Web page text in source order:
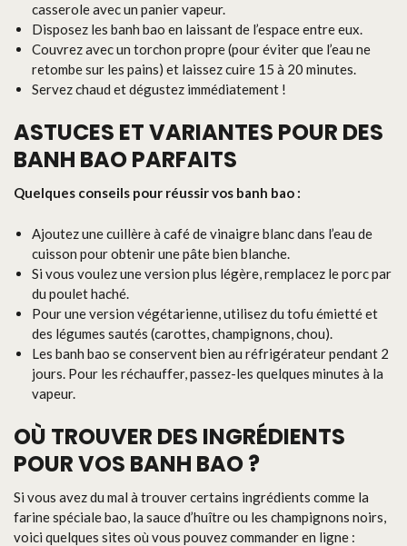
casserole avec un panier vapeur.
Disposez les banh bao en laissant de l’espace entre eux.
Couvrez avec un torchon propre (pour éviter que l’eau ne
retombe sur les pains) et laissez cuire 15 à 20 minutes.
Servez chaud et dégustez immédiatement !
ASTUCES ET VARIANTES POUR DES
BANH BAO PARFAITS
Quelques conseils pour réussir vos banh bao :
Ajoutez une cuillère à café de vinaigre blanc dans l’eau de
cuisson pour obtenir une pâte bien blanche.
Si vous voulez une version plus légère, remplacez le porc par
du poulet haché.
Pour une version végétarienne, utilisez du tofu émietté et
des légumes sautés (carottes, champignons, chou).
Les banh bao se conservent bien au réfrigérateur pendant 2
jours. Pour les réchauffer, passez-les quelques minutes à la
vapeur.
OÙ TROUVER DES INGRÉDIENTS
POUR VOS BANH BAO ?
Si vous avez du mal à trouver certains ingrédients comme la
farine spéciale bao, la sauce d’huître ou les champignons noirs,
voici quelques sites où vous pouvez commander en ligne :